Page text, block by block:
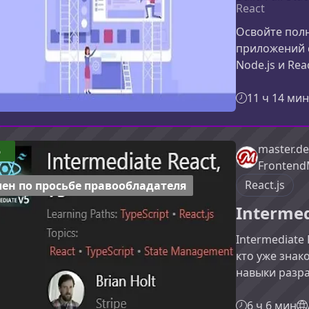
React
Освойте
приложений
Node.js и
почему
от сервера
GraphQL,
перестал
11 ч 14 мин
React.js
Intermediate
кто уже
навыки
работать с
экосистемы
6 ч 6 мин
по просьбе правообладателя